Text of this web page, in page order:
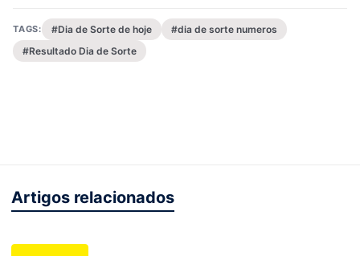
TAGS: #Dia de Sorte de hoje
#dia de sorte numeros
#Resultado Dia de Sorte
Artigos relacionados